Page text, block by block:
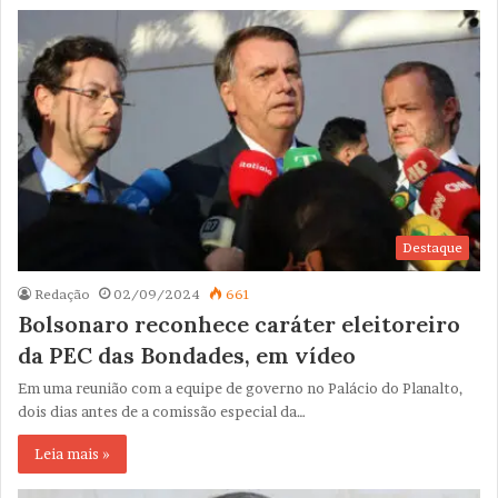
Destaque
Redação 02/09/2024 661
Bolsonaro reconhece caráter eleitoreiro
da PEC das Bondades, em vídeo
Em uma reunião com a equipe de governo no Palácio do Planalto,
dois dias antes de a comissão especial da…
Leia mais »